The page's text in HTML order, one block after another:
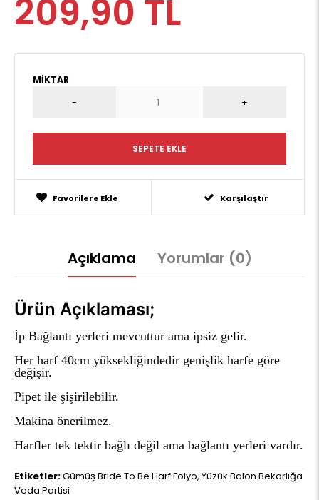
209,90 TL
MIKTAR
Favorilere Ekle Karşılaştır
Açıklama Yorumlar (0)
Ürün Açıklaması;
İp Bağlantı yerleri mevcuttur ama ipsiz gelir.
Her harf 40cm yüksekliğindedir genişlik harfe göre
değişir.
Pipet ile şişirilebilir.
Makina önerilmez.
Harfler tek tektir bağlı değil ama bağlantı yerleri vardır.
Etiketler:Gümüş Bride To Be Harf Folyo, Yüzük Balon Bekarlığa
Veda Partisi